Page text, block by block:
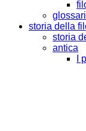
storia della
storia
antica
I